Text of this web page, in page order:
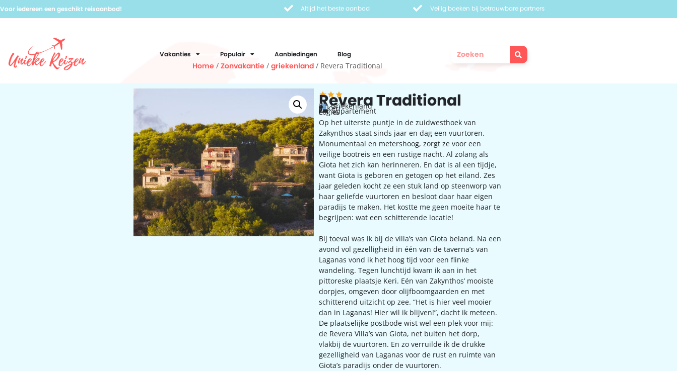
Voor iedereen een geschikt reisaanbod! Altijd het beste aanbod Veilig boeken bij betrouwbare partners
Vakanties Populair Aanbiedingen Blog
Home / Zonvakantie / griekenland/ Revera Traditional
Revera Traditional
Griekenland
Keri
appartement
Logies
Op het uiterste puntje in de zuidwesthoek van
Zakynthos staat sinds jaar en dag een vuurtoren.
Monumentaal en metershoog, zorgt ze voor een
veilige bootreis en een rustige nacht. Al zolang als
Giota het zich kan herinneren. En dat is al een tijdje,
want Giota is geboren en getogen op het eiland. Zes
jaar geleden kocht ze een stuk land op steenworp van
haar geliefde vuurtoren en besloot daar haar eigen
paradijs te maken. Het kostte me geen moeite haar te
begrijpen: wat een schitterende locatie!
Bij toeval was ik bij de villa’s van Giota beland. Na een
avond vol gezelligheid in één van de taverna’s van
Laganas vond ik het hoog tijd voor een flinke
wandeling. Tegen lunchtijd kwam ik aan in het
pittoreske plaatsje Keri. Eén van Zakynthos’ mooiste
dorpjes, omgeven door olijfboomgaarden en met
schitterend uitzicht op zee. “Het is hier veel mooier
dan in Laganas! Hier wil ik blijven!”, dacht ik meteen.
De plaatselijke postbode wist wel een plek voor mij:
de Revera Villa’s van Giota, net buiten het dorp,
vlakbij de vuurtoren. En zo verruilde ik de drukke
gezelligheid van Laganas voor de rust en ruimte van
Giota’s paradijs onder de vuurtoren.